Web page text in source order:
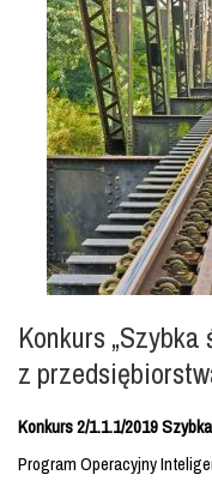
Konkurs
z
Konkurs 2/1.1.1/2019
Program Operacyjny